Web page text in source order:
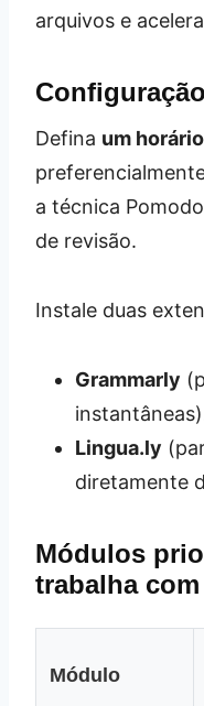
arquivos e
Defina um
a técnica
de revisão.
Instale duas
Grammarly
Lingua.ly
diretamente
Módulos
trabalha
Módulo